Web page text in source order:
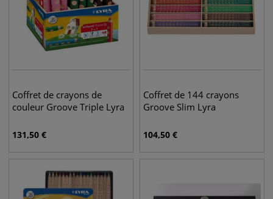
Coffret de crayons de
couleur Groove Triple Lyra
131,50 €
Coffret de 144 crayons
Groove Slim Lyra
104,50 €